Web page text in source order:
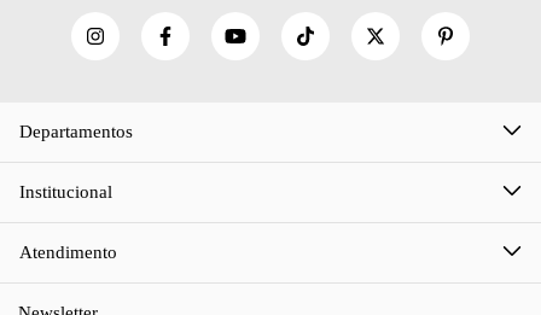
Departamentos
Institucional
Atendimento